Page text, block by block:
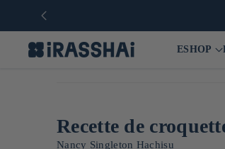
ESHOP
Recette de
Nancy Singleton Hachisu